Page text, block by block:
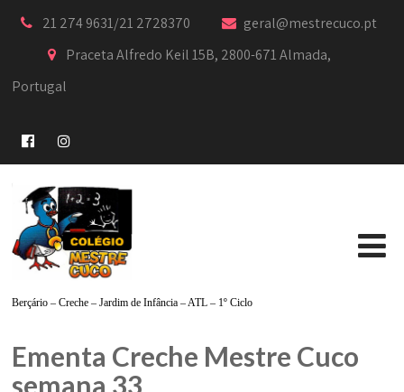
21 274 9631/21 2728370
geral@mestrecuco.pt
Praceta Alfredo Keil 15B, 2800-671 Almada,
Portugal
Berçário – Creche – Jardim de Infância – ATL – 1º Ciclo
Ementa Creche Mestre Cuco
semana 33